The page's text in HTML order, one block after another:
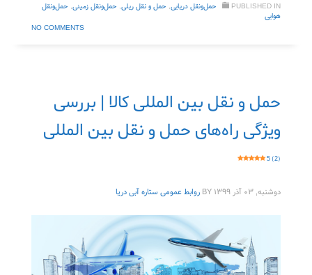
PUBLISHED IN حمل‌ونقل دریایی, حمل‌ و نقل ریلی, حمل‌ونقل زمینی, حمل‌ونقل
هوایی
NO COMMENTS
حمل و نقل بین المللی کالا | بررسی
ویژگی راه‌های حمل و نقل بین المللی
5 (2)
دوشنبه, ۰۳ آذر ۱۳۹۹ BY روابط عمومی ستاره آبی دریا